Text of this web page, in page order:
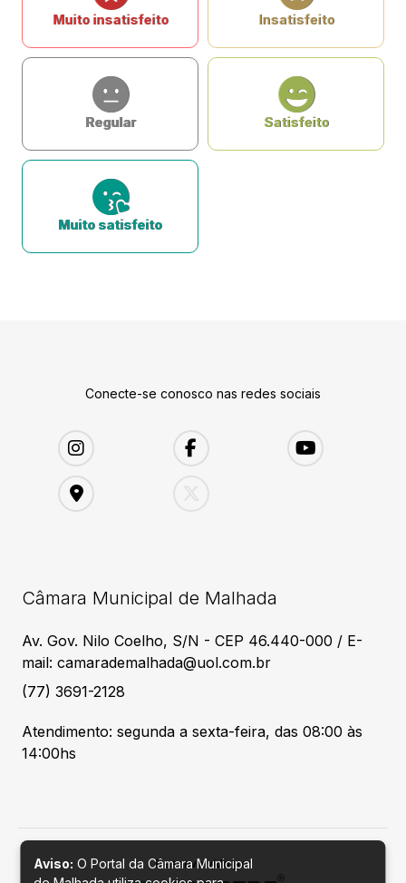
Muito insatisfeito Insatisfeito
Regular Satisfeito
Muito satisfeito
Conecte-se conosco nas redes sociais
Câmara Municipal de Malhada
Av. Gov. Nilo Coelho, S/N - CEP 46.440-000 / E-
mail: camarademalhada@uol.com.br
(77) 3691-2128
Atendimento: segunda a sexta-feira, das 08:00 às
14:00hs
Desenvolvido por
Aviso: O Portal da Câmara Municipal